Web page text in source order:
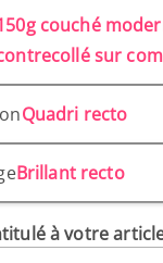
couché
sur
Quadri recto
Brillant recto
à votre